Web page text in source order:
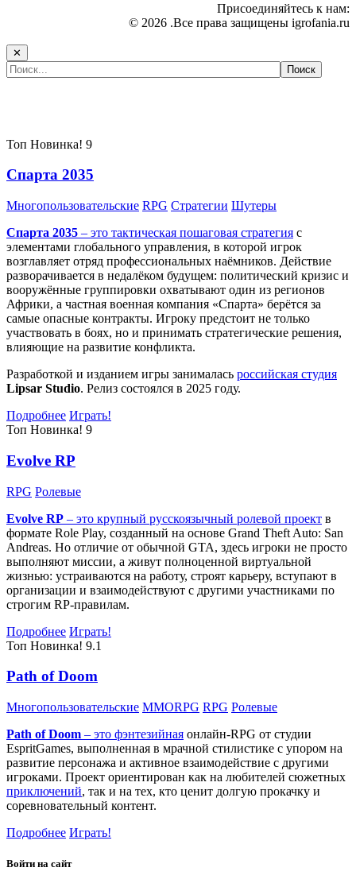
Присоединяйтесь к нам:
© 2026 .Все права защищены igrofania.ru
✕
Топ Новинка! 9
Спарта 2035
Многопользовательские RPG Стратегии Шутеры
Спарта 2035 – это тактическая пошаговая стратегия с
элементами глобального управления, в которой игрок
возглавляет отряд профессиональных наёмников. Действие
разворачивается в недалёком будущем: политический кризис и
вооружённые группировки охватывают один из регионов
Африки, а частная военная компания «Спарта» берётся за
самые опасные контракты. Игроку предстоит не только
участвовать в боях, но и принимать стратегические решения,
влияющие на развитие конфликта.
Разработкой и изданием игры занималась российская студия
Lipsar Studio. Релиз состоялся в 2025 году.
Подробнее Играть!
Топ Новинка! 9
Evolve RP
RPG Ролевые
Evolve RP – это крупный русскоязычный ролевой проект в
формате Role Play, созданный на основе Grand Theft Auto: San
Andreas. Но отличие от обычной GTA, здесь игроки не просто
выполняют миссии, а живут полноценной виртуальной
жизнью: устраиваются на работу, строят карьеру, вступают в
организации и взаимодействуют с другими участниками по
строгим RP-правилам.
Подробнее Играть!
Топ Новинка! 9.1
Path of Doom
Многопользовательские MMORPG RPG Ролевые
Path of Doom – это фэнтезийная онлайн-RPG от студии
EspritGames, выполненная в мрачной стилистике с упором на
развитие персонажа и активное взаимодействие с другими
игроками. Проект ориентирован как на любителей сюжетных
приключений, так и на тех, кто ценит долгую прокачку и
соревновательный контент.
Подробнее Играть!
Войти на сайт